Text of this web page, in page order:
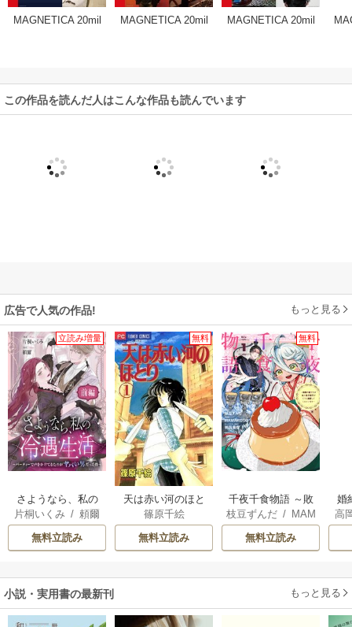
MAGNETICA 20mil
MAGNETICA 20mil
MAGNETICA 20mil
この作品を読んだ人はこんな作品も読んでいます
広告で人気の作品! もっと見る
立読み増量
さようなら、私の
冷遇生活 ～パーテ
ィーで声をかけて
きたのがヤバい男
片桐いくみ /頼爾
無料立読み
無料
天は赤い河のほと
り
篠原千絵
無料立読み
無料
千夜千食物語 ～敗
国の姫ですが氷の
皇子殿下がどうも
溺愛してくれてい
枝豆ずんだ/ MAM
AKOTO / 鴉羽凛燈
無料立読み
婚
っ
高
小説・実用書の最新刊 もっと見る